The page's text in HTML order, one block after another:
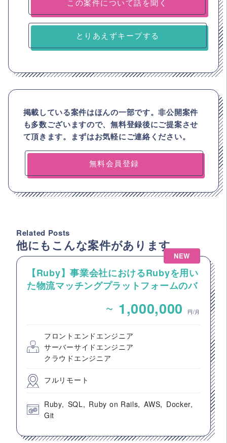
とりあえずキープする
掲載している案件はほんの一部です。非公開案件
も多数ございますので、無料登録後にご提案させ
て頂きます。まずはお気軽にご連絡ください。
無料会員登録
Related Posts
他にもこんな案件があります
NEW
【Ruby】事業会社におけるRubyを用い
た物流マッチングプラットフォームのバ
~ 1,000,000 円/月
フロントエンドエンジニア
サーバーサイドエンジニア
クラウドエンジニア
フルリモート
Ruby SQL Ruby on Rails AWS
Docker
Git